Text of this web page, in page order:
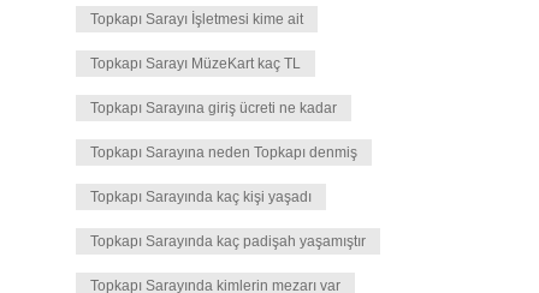
Topkapı Sarayı İşletmesi kime ait
Topkapı Sarayı MüzeKart kaç TL
Topkapı Sarayına giriş ücreti ne kadar
Topkapı Sarayına neden Topkapı denmiş
Topkapı Sarayında kaç kişi yaşadı
Topkapı Sarayında kaç padişah yaşamıştır
Topkapı Sarayında kimlerin mezarı var